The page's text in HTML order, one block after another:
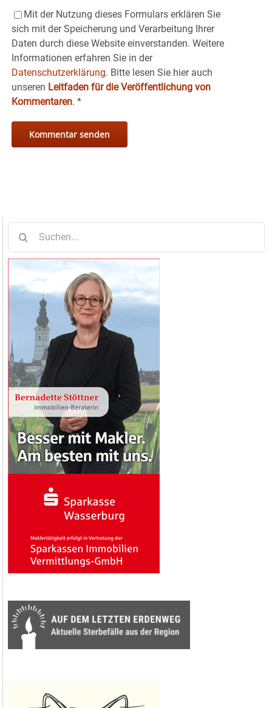
Mit der Nutzung dieses Formulars erklären Sie
sich mit der Speicherung und Verarbeitung Ihrer
Daten durch diese Website einverstanden. Weitere
Informationen erfahren Sie in der
Datenschutzerklärung. Bitte lesen Sie hier auch
unseren Leitfaden für die Veröffentlichung von
Kommentaren. *
nach: